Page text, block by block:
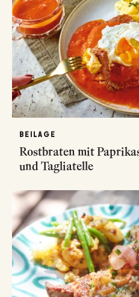
BEILAGE
Rostbraten mit
und Tagliatelle